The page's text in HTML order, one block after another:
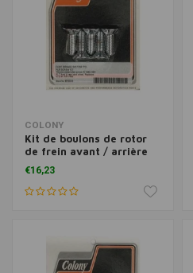
COLONY
Kit de boulons de rotor
de frein avant / arrière
80-81 FLT
€16,23